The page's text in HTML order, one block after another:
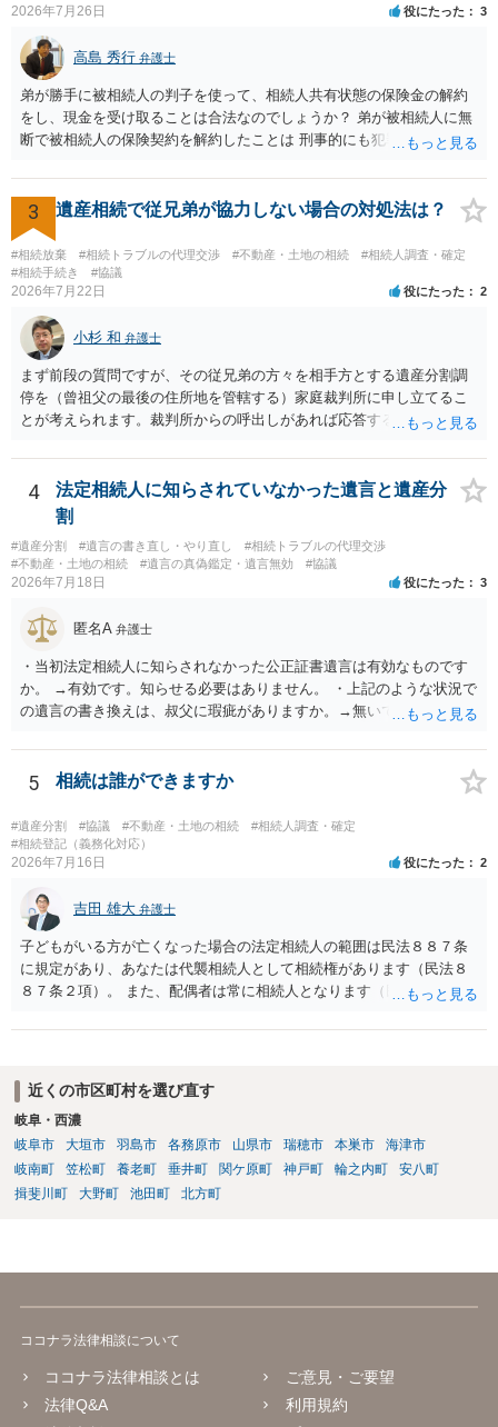
2026年7月26日 役にたった 3
高島 秀行 弁護士
弟が勝手に被相続人の判子を使って、相続人共有状態の保険金の解約
をし、現金を受け取ることは合法なのでしょうか？ 弟が被相続人に無
断で被相続人の保険契約を解約したことは 刑事的にも犯罪となる可能
された書類のコピーを取得して、弁護士に面談で詳しい事情を話して
相談 されたら良いと思います。
3 遺産相続で従兄弟が協力しない場合の対処法は？
#相続放棄 #相続トラブルの代理交渉 #不動産・土地の相続
#相続人調査・確定
#相続手続き
#協議
2026年7月22日 役にたった 2
小杉 和 弁護士
まず前段の質問ですが、その従兄弟の方々を相手方とする遺産分割調
停を（曾祖父の最後の住所地を管轄する）家庭裁判所に申し立てるこ
とが考えられます。裁判所からの呼出しがあれば応答する可能性がま
能と思われます。時間が思った以上にないので必要書類をてきぱきと
揃える必要があります。その点是非御注意ください。
4
法定相続人に知らされていなかった遺言と遺産分
割
#遺産分割 #遺言の書き直し・やり直し
#相続トラブルの代理交渉
#不動産・土地の相続
#遺言の真偽鑑定・遺言無効 #協議
2026年7月18日 役にたった 3
匿名A 弁護士
・当初法定相続人に知らされなかった公正証書遺言は有効なものです
か。 →有効です。知らせる必要はありません。 ・上記のような状況で
の遺言の書き換えは、叔父に瑕疵がありますか。→無いです。 ・分割
ますか。 →本人が自由に決められますので、どこが妥当とは言えない
です。客観的な基準もありません。 ・できれば穏やかに、分割を拒否
ないということでしょうか。遺言で、受取を指定されててもいらない
と拒否することはできます。理由を説明する必要はありません。
5 相続は誰ができますか
#遺産分割 #協議 #不動産・土地の相続
#相続人調査・確定
#相続登記（義務化対応）
2026年7月16日 役にたった 2
吉田 雄大 弁護士
子どもがいる方が亡くなった場合の法定相続人の範囲は民法８８７条
に規定があり、あなたは代襲相続人として相続権があります（民法８
８７条２項）。 また、配偶者は常に相続人となります（民法８９０
も相続権があります。つまり、孫５人に加えて「おじ又はおば」にも
近くの市区町村を選び直す
岐阜・西濃
岐阜市
大垣市 羽島市 各務原市 山県市 瑞穂市 本巣市
海津市
岐南町
笠松町 養老町 垂井町 関ケ原町 神戸町 輪之内町
安八町
揖斐川町
大野町 池田町 北方町
ココナラ法律相談について
ココナラ法律相談とは
法律Q&A
ご意見・ご要望
利用規約